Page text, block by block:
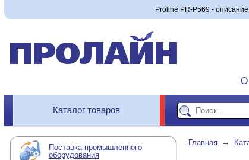
Proline PR-P569 -
О
Каталог товаров
Поставка промышленного
оборудования
Главная →